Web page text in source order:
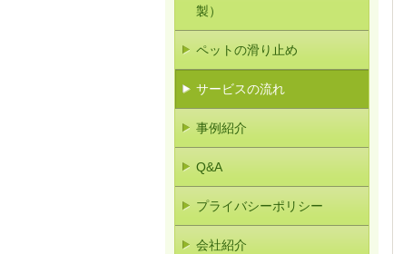
製）
ペットの滑り止め
サービスの流れ
事例紹介
Q&A
プライバシーポリシー
会社紹介